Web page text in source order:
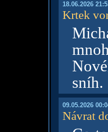
18.06.2026
Krtek
sníh.
09.05.2026
Návrat